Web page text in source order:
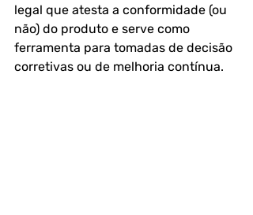
legal que atesta a conformidade (ou
não) do produto e serve como
ferramenta para tomadas de decisão
corretivas ou de melhoria contínua.